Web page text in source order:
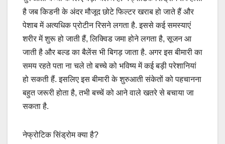
है जब किडनी के अंदर मौजूद छोटे फिल्टर खराब हो जाते हैं और
पेशाब में अत्यधिक प्रोटीन रिसने लगता है. इससे कई समस्याएं
शरीर में शुरू हो जाती हैं, लिक्विड जमा होने लगता है, सूजन आ
जाती है और बल्ड का बैलेंस भी बिगड़ जाता है. अगर इस बीमारी का
समय रहते पता ना चले तो बच्चे को भविष्य में कई बड़ी परेशानियां
हो सकती हैं. इसलिए इस बीमारी के शुरुआती संकेतों को पहचानना
बहुत जरूरी होता है, तभी बच्चें को आने वाले खतरे से बचाया जा
सकता है.
नेफ्रोटिक सिंड्रोम क्या है?